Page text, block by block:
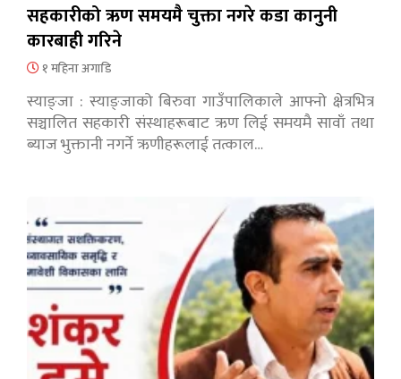
सहकारीको ऋण समयमै चुक्ता नगरे कडा कानुनी
कारबाही गरिने
१ महिना अगाडि
स्याङ्जा : स्याङ्जाको बिरुवा गाउँपालिकाले आफ्नो क्षेत्रभित्र
सञ्चालित सहकारी संस्थाहरूबाट ऋण लिई समयमै सावाँ तथा
ब्याज भुक्तानी नगर्ने ऋणीहरूलाई तत्काल…